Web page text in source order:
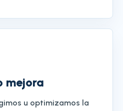
mejora
u optimizamos la